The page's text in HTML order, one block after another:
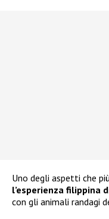
Uno degli aspetti che
l’esperienza filippina
con gli animali randagi